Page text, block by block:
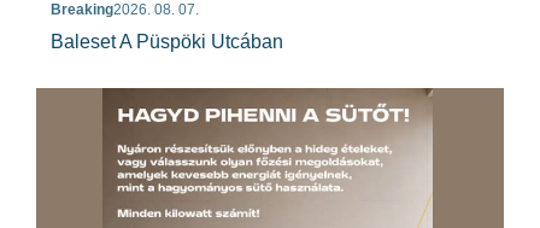
Breaking2026. 08. 07.
Baleset A Püspöki Utcában